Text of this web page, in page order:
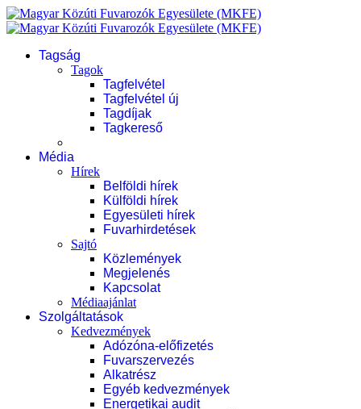
Tagság
Tagok
Tagfelvétel
Tagfelvétel új
Tagdíjak
Tagkereső
Média
Hírek
Belföldi hírek
Külföldi hírek
Egyesületi hírek
Fuvarhirdetések
Sajtó
Közlemények
Megjelenés
Kapcsolat
Médiaajánlat
Szolgáltatások
Kedvezmények
Adózóna-előfizetés
Fuvarszervezés
Alkatrész
Egyéb kedvezmények
Energetikai audit